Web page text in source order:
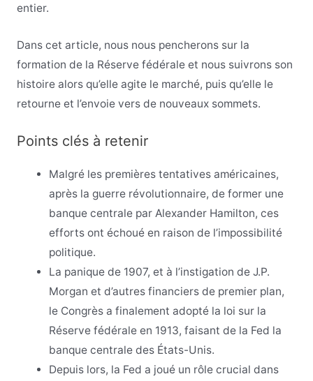
entier.
Dans cet article, nous nous pencherons sur la
formation de la Réserve fédérale et nous suivrons son
histoire alors qu’elle agite le marché, puis qu’elle le
retourne et l’envoie vers de nouveaux sommets.
Points clés à retenir
Malgré les premières tentatives américaines,
après la guerre révolutionnaire, de former une
banque centrale par Alexander Hamilton, ces
efforts ont échoué en raison de l’impossibilité
politique.
La panique de 1907, et à l’instigation de J.P.
Morgan et d’autres financiers de premier plan,
le Congrès a finalement adopté la loi sur la
Réserve fédérale en 1913, faisant de la Fed la
banque centrale des États-Unis.
Depuis lors, la Fed a joué un rôle crucial dans